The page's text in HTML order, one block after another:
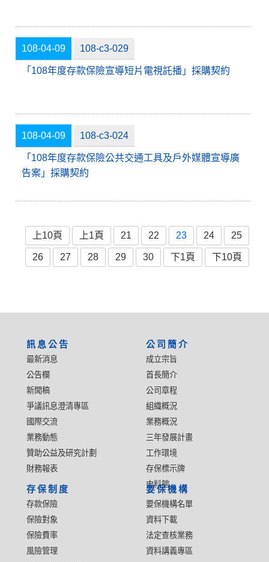
108-04-09
「108年度存款保險宣導短片電視託播」採購契約
108-c3-029
108-04-09
「108年度存款保險公共交通工具及戶外媒體宣導廣
告案」採購契約
108-c3-024
上10頁 上1頁 21 22 23 24 25
26 27 28 29 30 下1頁 下10頁
訊息公告
最新消息
公告欄
新聞稿
爭議訊息澄清專區
國際交流
業務動態
贊助公益及研究計劃
財務報表
公司簡介
成立宗旨
首長簡介
公司章程
組織概況
業務概況
三年發展計畫
工作環境
存保標示牌
史料館
存保制度
存款保險
保險對象
保險費率
風險管理
要保機構
要保機構名單
資料下載
法定查核業務
資料講義專區